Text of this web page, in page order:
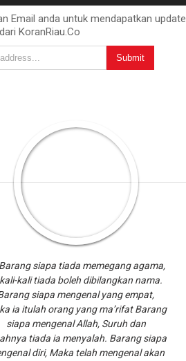
Email anda untuk mendapatkan update
KoranRiau.Co
Barang siapa tiada memegang agama,
kali tiada boleh dibilangkan nama.
siapa mengenal yang empat,
ia itulah orang yang ma’rifat Barang
siapa mengenal Allah, Suruh dan
tiada ia menyalah. Barang siapa
diri, Maka telah mengenal akan